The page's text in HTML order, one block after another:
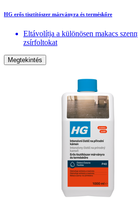
HG erős tisztítószer márványra és terméskőre
Eltávolítja a különösen makacs
zsírfoltokat
Megtekintés